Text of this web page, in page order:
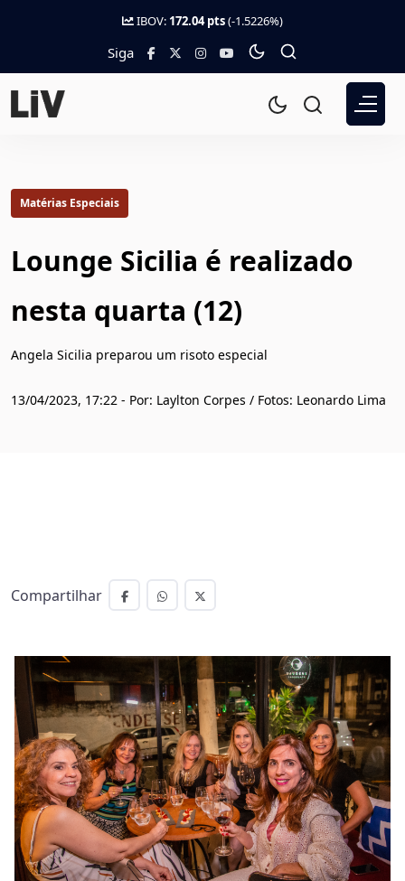
IBOV: 172.04 pts(-1.5226%)
Siga
Matérias Especiais
Lounge Sicilia é realizado
nesta quarta (12)
Angela Sicilia preparou um risoto especial
13/04/2023, 17:22 - Por: Laylton Corpes / Fotos: Leonardo Lima
Compartilhar